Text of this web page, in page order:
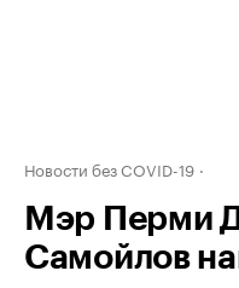
Новости без COVID-19
Мэр Перми
Самойлов